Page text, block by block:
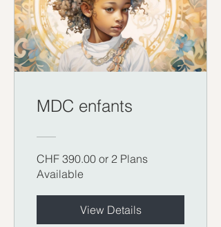
MDC enfants
CHF 390.00 or 2 Plans
Available
View Details